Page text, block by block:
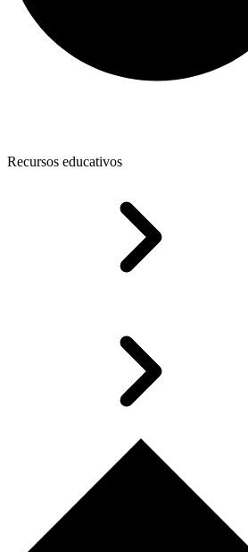
Recursos educativos